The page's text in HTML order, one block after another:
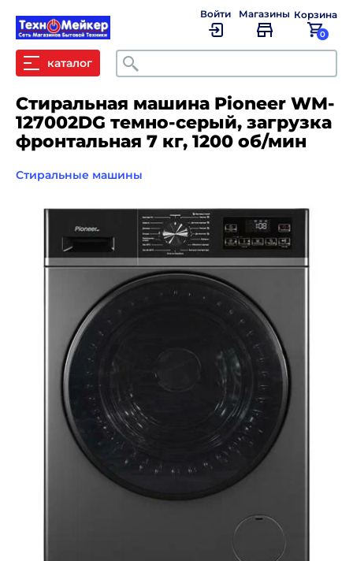
каталог Поиск
Войти Магазины Корзина
0
Стиральная машина Pioneer WM-
127002DG темно-серый, загрузка
фронтальная 7 кг, 1200 об/мин
Стиральные машины